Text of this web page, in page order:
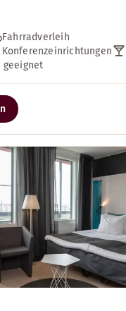
Fahrradverleih
geeignet